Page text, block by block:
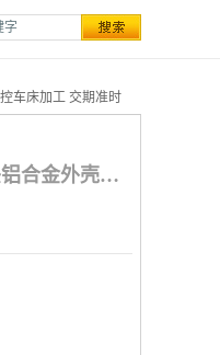
车床加工 交期准时
数控车床加工铝合金CD纹按键CNC加工 摩托车摄像头铝合金外壳数控车床加工 交期准时